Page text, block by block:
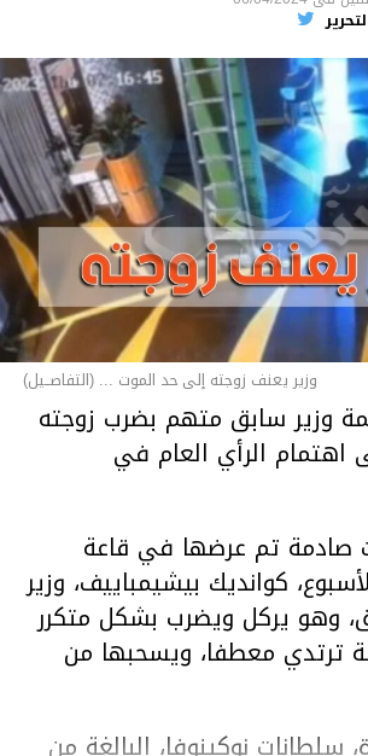
وزير يعنف زوجته إلى حد الموت ... (التفاصــيل)
وزير سابق متهم بضرب زوجته
الرأي العام في
صادمة تم عرضها في قاعة
كوانديك بيشيمباييف، وزير
وهو يركل ويضرب بشكل متكرر
ترتدي معطفا، ويسحبها من
سلطانات نوكينوفا، البالغة من